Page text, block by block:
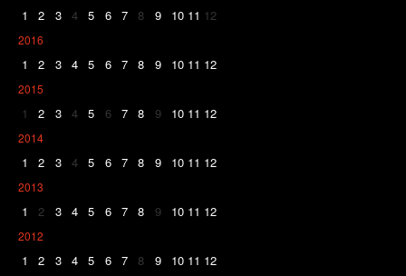
1 2 3 4 5 6 7 8 9 10 11 12
2016
1 2 3 4 5 6 7 8 9 10 11 12
2015
1 2 3 4 5 6 7 8 9 10 11 12
2014
1 2 3 4 5 6 7 8 9 10 11 12
2013
1 2 3 4 5 6 7 8 9 10 11 12
2012
1 2 3 4 5 6 7 8 9 10 11 12